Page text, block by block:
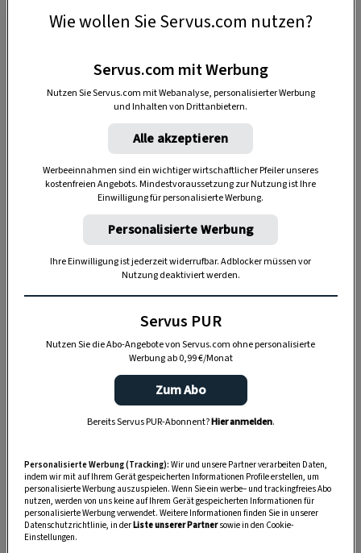
Während der Sommermonate bilden sich kleine
verfärben. Sobald die kleinen Apfelfrüchte
beginnen, ihre Farbe zu wechseln, verwandelt
sich der ganze Strauch in eindekoratives rotes
Die Fruchtstände der Apfelbeeren eignen sich
auch gemeinsam mit Hagebutten und
Schlehen wunderbar fürHerbststräuße
„Servus Garten“ auf WhatsApp
Nutzen Sie WhatsApp auf Ihrem Handy und lieben es, auf
dem Balkon, der Terrasse oder im Garten zu werkeln? In
unserem kostenlosen WhatsApp-Kanal finden Sie täglich
Wie wollen Sie Servus.com nutzen?
Servus.com mit Werbung
Nutzen Sie Servus.com mit Webanalyse, personalisierter Werbung
und Inhalten von Drittanbietern.
Alle akzeptieren
Werbeeinnahmen sind ein wichtiger wirtschaftlicher Pfeiler unseres
kostenfreien Angebots. Mindestvoraussetzung zur Nutzung ist Ihre
Einwilligung für personalisierte Werbung.
Personalisierte Werbung
Ihre Einwilligung ist jederzeit widerrufbar. Adblocker müssen vor
Nutzung deaktiviert werden.
Servus PUR
Nutzen Sie die Abo-Angebote von Servus.com ohne personalisierte
Werbung ab 0,99 €/Monat
Zum Abo
Bereits Servus PUR-Abonnent?Hier anmelden.
Personalisierte Werbung (Tracking): Wir und unsere Partner verarbeiten Daten,
indem wir mit auf Ihrem Gerät gespeicherten Informationen Profile erstellen, um
personalisierte Werbung auszuspielen. Wenn Sie ein werbe– und trackingfreies Abo
nutzen, werden von uns keine auf Ihrem Gerät gespeicherten Informationen für
personalisierte Werbung verwendet. Weitere Informationen finden Sie in unserer
Datenschutzrichtlinie, in derListe unserer Partnersowie in den Cookie-
Einstellungen.